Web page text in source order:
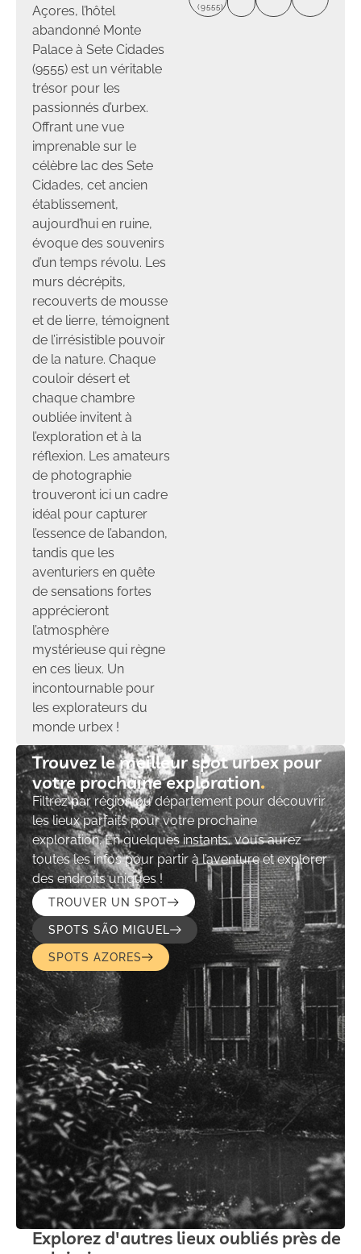
Açores, l’hôtel
abandonné Monte
Palace à Sete Cidades
(9555) est un véritable
trésor pour les
passionnés d’urbex.
Offrant une vue
imprenable sur le
célèbre lac des Sete
Cidades, cet ancien
établissement,
aujourd’hui en ruine,
évoque des souvenirs
d’un temps révolu. Les
murs décrépits,
recouverts de mousse
et de lierre, témoignent
de l’irrésistible pouvoir
de la nature. Chaque
couloir désert et
chaque chambre
oubliée invitent à
l’exploration et à la
réflexion. Les amateurs
de photographie
trouveront ici un cadre
idéal pour capturer
l’essence de l’abandon,
tandis que les
aventuriers en quête
de sensations fortes
apprécieront
l’atmosphère
mystérieuse qui règne
en ces lieux. Un
incontournable pour
les explorateurs du
monde urbex !
(9555)
Trouvez le meilleur spot urbex pour
votre prochaine exploration​
Filtrez par région ou département pour découvrir
les lieux parfaits pour votre prochaine
exploration. En quelques instants, vous aurez
toutes les infos pour partir à l’aventure et explorer
des endroits uniques !
TROUVER UN SPOT
SPOTS SÃO MIGUEL
SPOTS AZORES
Explorez d'autres lieux oubliés près de